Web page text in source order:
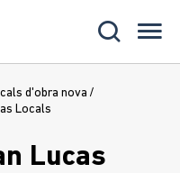
d'obra nova /
Locals
Lucas